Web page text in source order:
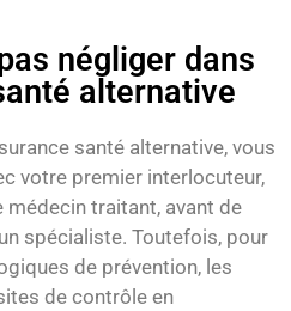
négliger dans
alternative
santé alternative, vous
votre premier interlocuteur,
traitant, avant de
spécialiste. Toutefois, pour
de prévention, les
de contrôle en